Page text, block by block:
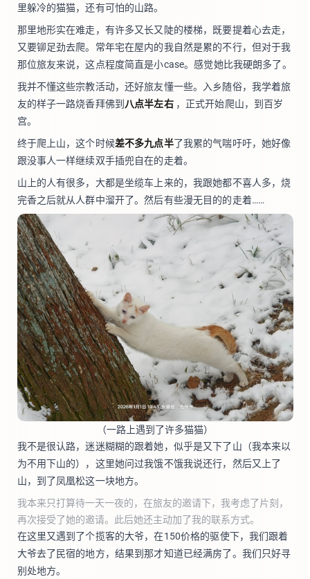
里躲冷的猫猫，还有可怕的山路。
那里地形实在难走，有许多又长又陡的楼梯，既要提着心去走，
又要铆足劲去爬。常年宅在屋内的我自然是累的不行，但对于我
那位旅友来说，这点程度简直是小case。感觉她比我硬朗多了。
我并不懂这些宗教活动，还好旅友懂一些。入乡随俗，我学着旅
友的样子一路烧香拜佛到 八点半左右，正式开始爬山，到百岁
宫。
终于爬上山，这个时候差不多九点半了我累的气喘吁吁，她好像
跟没事人一样继续双手插兜自在的走着。
山上的人有很多，大都是坐缆车上来的，我跟她都不喜人多，烧
完香之后就从人群中溜开了。然后有些漫无目的的走着……
（一路上遇到了许多猫猫）
我不是很认路，迷迷糊糊的跟着她，似乎是又下了山（我本来以
为不用下山的），这里她问过我饿不饿我说还行，然后又上了
山，到了凤凰松这一块地方。
我本来只打算待一天一夜的，在旅友的邀请下，我考虑了片刻，
再次接受了她的邀请。此后她还主动加了我的联系方式。
在这里又遇到了个揽客的大爷，在150价格的驱使下，我们跟着
大爷去了民宿的地方，结果到那才知道已经满房了。我们只好寻
别处地方。